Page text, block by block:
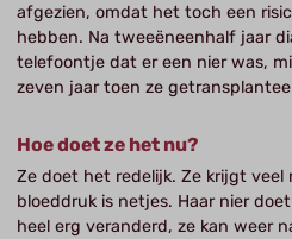
afgezien, omdat het toch een
hebben. Na tweeëneenhalf jaar
telefoontje dat er een nier was,
zeven jaar toen ze
Hoe doet ze het nu?
Ze doet het redelijk. Ze krijgt veel
bloeddruk is netjes. Haar nier
heel erg veranderd, ze kan weer